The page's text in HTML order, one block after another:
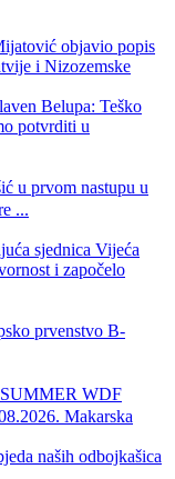
objavio popis
i Nizozemske
Belupa: Teško
potvrditi u
u prvom nastupu u
...
sjednica Vijeća
i započelo
prvenstvo B-
WDF
Makarska
naših odbojkašica